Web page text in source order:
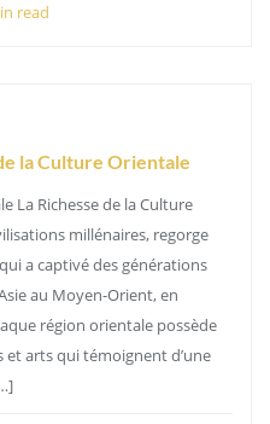
read
la Culture Orientale
La Richesse de la Culture
millénaires, regorge
a captivé des générations
au Moyen-Orient, en
région orientale possède
arts qui témoignent d’une